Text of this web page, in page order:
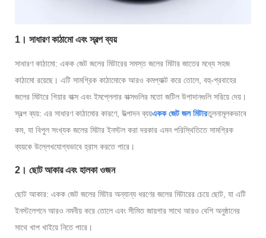
1। সাধারণ কাঠামো এবং স্বল্প ব্যয়
সাধারণ কাঠামো: একক জেট জলের মিটারের সমস্ত জলের মিটার জাতের মধ্যে সহজ
কাঠামো রয়েছে। এটি সামগ্রিক কাঠামোকে আরও কমপ্যাক্ট করে তোলে, বহু-প্রবাহের
জলের মিটারে গিয়ার বাক্স এবং ইমপ্লেলার বাক্সগুলির মতো জটিল উপাদানগুলি সরিয়ে দেয়।
স্বল্প ব্যয়: এর সাধারণ কাঠামোর কারণে, উত্পাদন ব্যয়একক জেট জল মিটারতুলনামূলকভাবে
কম, যা বিপুল সংখ্যক জলের মিটার ইনস্টল করা দরকার এমন পরিস্থিতিতে সামগ্রিক
ব্যয়কে উল্লেখযোগ্যভাবে হ্রাস করতে পারে।
2। ছোট আকার এবং হালকা ওজন
ছোট আকার: একক জেট জলের মিটার অন্যান্য ধরণের জলের মিটারের চেয়ে ছোট, যা এটি
ইনস্টলেশনে আরও নমনীয় করে তোলে এবং সীমিত জায়গার সাথে আরও বেশি অনুষ্ঠানের
সাথে খাপ খাইয়ে নিতে পারে।